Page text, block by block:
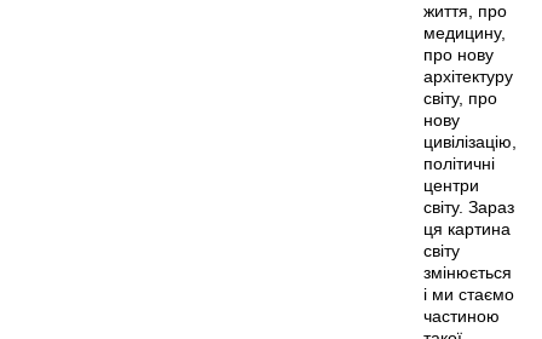
життя, про
медицину,
про нову
архітектуру
світу, про
нову
цивілізацію,
політичні
центри
світу. Зараз
ця картина
світу
змінюється
і ми стаємо
частиною